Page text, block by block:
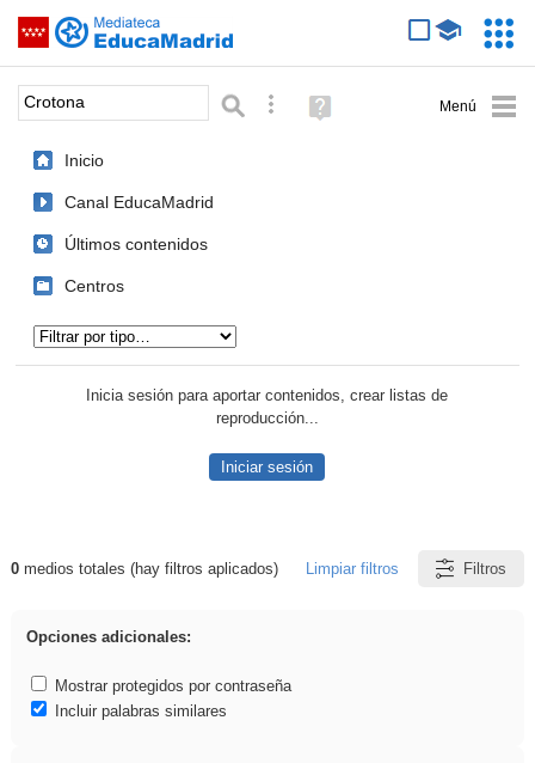
Saltar navegación
Palabra o frase: Búsqueda avanzada
Ayuda
(en
Inicio
Canal EducaMadrid
Últimos contenidos
Centros
Inicia sesión para aportar contenidos, crear listas de
reproducción...
Iniciar sesión
Resultados de: Crotona
0medios totales (hay filtros aplicados) Limpiar filtros Filtros
Opciones adicionales:
Mostrar protegidos por contraseña
Incluir palabras similares